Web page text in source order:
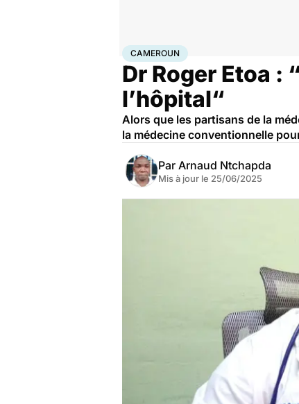
AccueilSantéMaladies
CAMEROUN
Dr Roger Etoa :
l’hôpital“
Alors que les partisans de la
la médecine conventionnelle
Par Arnaud Ntchapda
Mis à jour le 25/06/2025